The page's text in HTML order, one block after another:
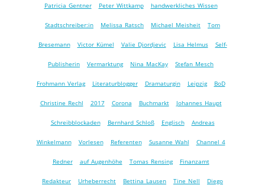
Patricia Gentner Peter Wittkamp handwerkliches Wissen
Stadtschreiber:in Melissa Ratsch Michael Meisheit Tom
Bresemann Victor Kümel Valie Djordjevic Lisa Helmus Self-
Publisherin Vermarktung Nina MacKay Stefan Mesch
Frohmann Verlag Literaturblogger Dramaturgin Leipzig BoD
Christine Rechl 2017 Corona Buchmarkt Johannes Haupt
Schreibblockaden Bernhard Schloß Englisch Andreas
Winkelmann Vorlesen Referenten Susanne Wahl Channel 4
Redner auf Augenhöhe Tomas Rensing Finanzamt
Redakteur Urheberrecht Bettina Lausen Tine Nell Diego